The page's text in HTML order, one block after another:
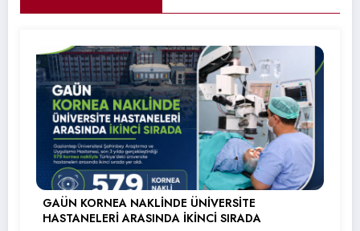
GAÜN KORNEA NAKLİNDE ÜNİVERSİTE
HASTANELERİ ARASINDA İKİNCİ SIRADA